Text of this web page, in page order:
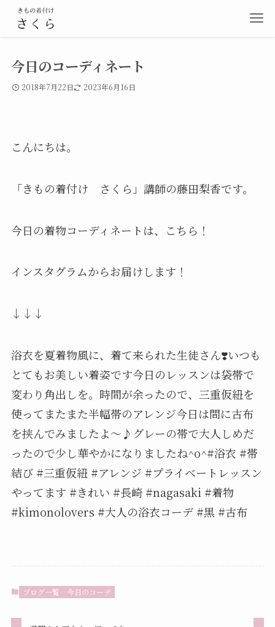
今日のコーディネート
2018年7月22日 2023年6月16日
こんにちは。
「きもの着付け さくら」講師の藤田梨香です。
今日の着物コーディネートは、こちら！
インスタグラムからお届けします！
↓↓↓
浴衣を夏着物風に、着て来られた生徒さん❣️いつも
とてもお美しい着姿です今日のレッスンは袋帯で
変わり角出しを。時間が余ったので、三重仮紐を
使ってまたまた半幅帯のアレンジ今日は間に古布
を挟んでみましたよ〜♪グレーの帯で大人しめだ
ったので少し華やかになりましたね^o^#浴衣 #帯
結び #三重仮紐 #アレンジ #プライベートレッスン
やってます #きれい #長崎 #nagasaki #着物
#kimonolovers #大人の浴衣コーデ #黒 #古布
ブログ一覧 今日のコーデ